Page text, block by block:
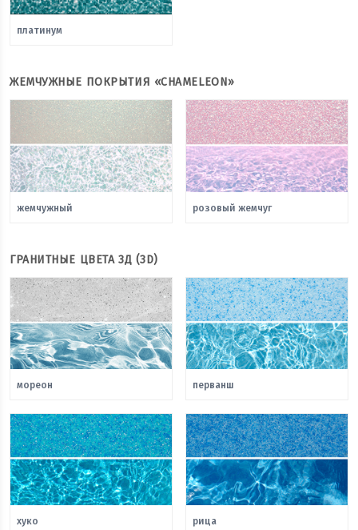
платинум
ЖЕМЧУЖНЫЕ ПОКРЫТИЯ «CHAMELEON»
жемчужный розовый жемчуг
ГРАНИТНЫЕ ЦВЕТА 3Д (3D)
мореон перванш
хуко рица